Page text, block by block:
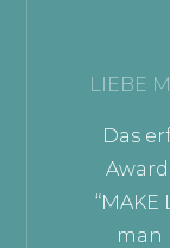
LIEBE
Das
man